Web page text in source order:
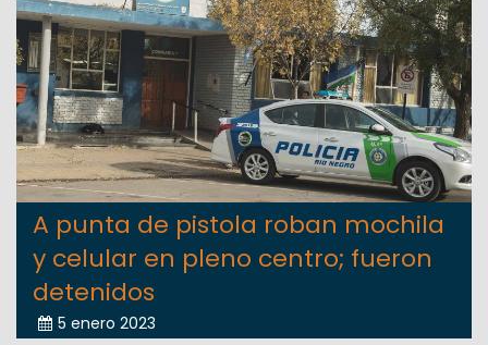
A punta de pistola roban mochila
y celular en pleno centro; fueron
detenidos
5 enero 2023